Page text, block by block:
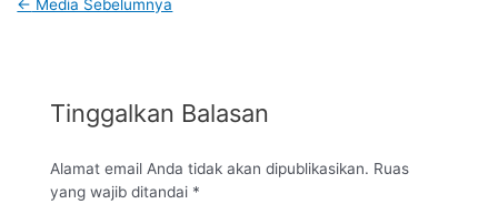
← Media Sebelumnya
Tinggalkan Balasan
Alamat email Anda tidak akan dipublikasikan. Ruas
yang wajib ditandai *